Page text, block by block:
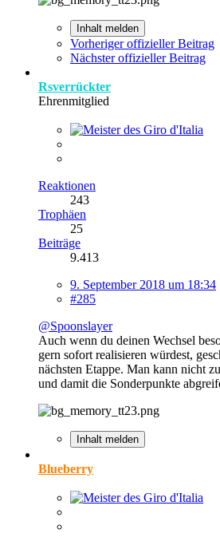
Inhalt melden
Vorheriger offizieller Beitrag
Nächster offizieller Beitrag
Rsverrückter
Ehrenmitglied
Reaktionen
243
Trophäen
25
Beiträge
9.413
9. September 2018 um 18:34
#285
@Spoonslayer
Auch wenn du deinen Wechsel
gern sofort realisieren würdest,
nächsten Etappe. Man kann nicht
und damit die Sonderpunkte
Inhalt melden
Blueberry